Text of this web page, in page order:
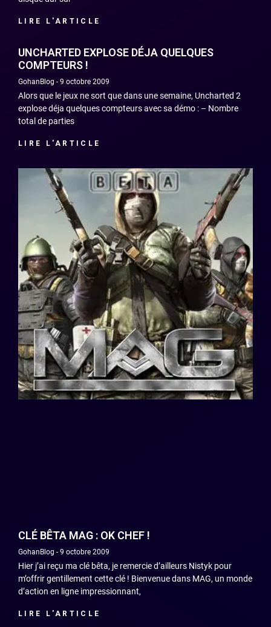
LIRE L'ARTICLE
UNCHARTED EXPLOSE DÉJA QUELQUES
COMPTEURS !
GohanBlog 9 octobre 2009
Alors que le jeux ne sort que dans une semaine, Uncharted 2
explose déja quelques compteurs avec sa démo : – Nombre
total de parties
LIRE L'ARTICLE
CLÉ BÊTA MAG : OK CHEF !
GohanBlog 9 octobre 2009
Hier j’ai reçu ma clé bêta, je remercie d’ailleurs Nistyk pour
m’offrir gentillement cette clé ! Bienvenue dans MAG, un monde
d’action en ligne impressionnant,
LIRE L'ARTICLE